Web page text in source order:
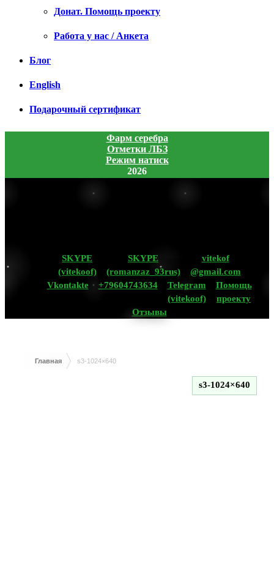
Донат. Помощь проекту
Работа у нас / Анкета
Блог
English
Подарочный сертификат
Фарм серебра
Отметки ЛБЗ
Режим натиск
2026
SKYPE
(vitekoof)
SKYPE
(romanzaz_93rus)
vitekof
@gmail.com
Vkontakte
+79604743634
Telegram
(vitekoof)
Помощь
проекту
Отзывы
Главная s3-1024×640
s3-1024×640